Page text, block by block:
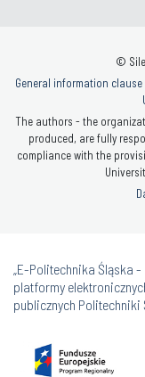
©
General information
The authors - the
produced, are fully
compliance with the
„E-Politechnika Śląska
platformy
publicznych Politechniki